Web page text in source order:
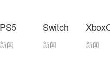
PS5
新闻
Switch
新闻 新闻